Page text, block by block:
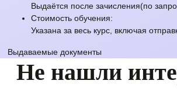
Выдаётся после зачисления(по
Стоимость обучения:
Указана за весь курс, включая
Выдаваемые документы
Не нашли